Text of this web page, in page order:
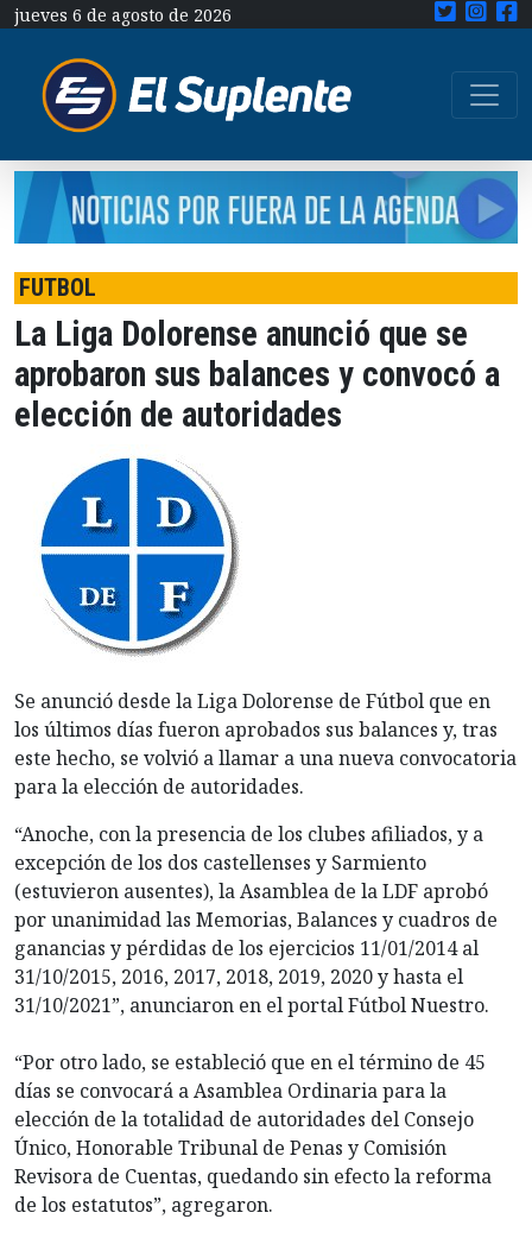
jueves 6 de agosto de 2026
FUTBOL
La Liga Dolorense anunció que se
aprobaron sus balances y convocó a
elección de autoridades
Se anunció desde la Liga Dolorense de Fútbol que en
los últimos días fueron aprobados sus balances y, tras
este hecho, se volvió a llamar a una nueva convocatoria
para la elección de autoridades.
“Anoche, con la presencia de los clubes afiliados, y a
excepción de los dos castellenses y Sarmiento
(estuvieron ausentes), la Asamblea de la LDF aprobó
por unanimidad las Memorias, Balances y cuadros de
ganancias y pérdidas de los ejercicios 11/01/2014 al
31/10/2015, 2016, 2017, 2018, 2019, 2020 y hasta el
31/10/2021”, anunciaron en el portal Fútbol Nuestro.
“Por otro lado, se estableció que en el término de 45
días se convocará a Asamblea Ordinaria para la
elección de la totalidad de autoridades del Consejo
Único, Honorable Tribunal de Penas y Comisión
Revisora de Cuentas, quedando sin efecto la reforma
de los estatutos”, agregaron.